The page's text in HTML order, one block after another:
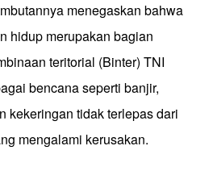
menegaskan bahwa
hidup merupakan bagian
teritorial (Binter) TNI
bencana seperti banjir,
kekeringan tidak terlepas dari
mengalami kerusakan.